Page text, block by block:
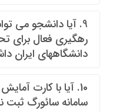
9. آیا دانشجو می
رهگیری فعال برای
دانشگاههای ایران
10. آیا با کارت
سامانه سائورگ ثبت